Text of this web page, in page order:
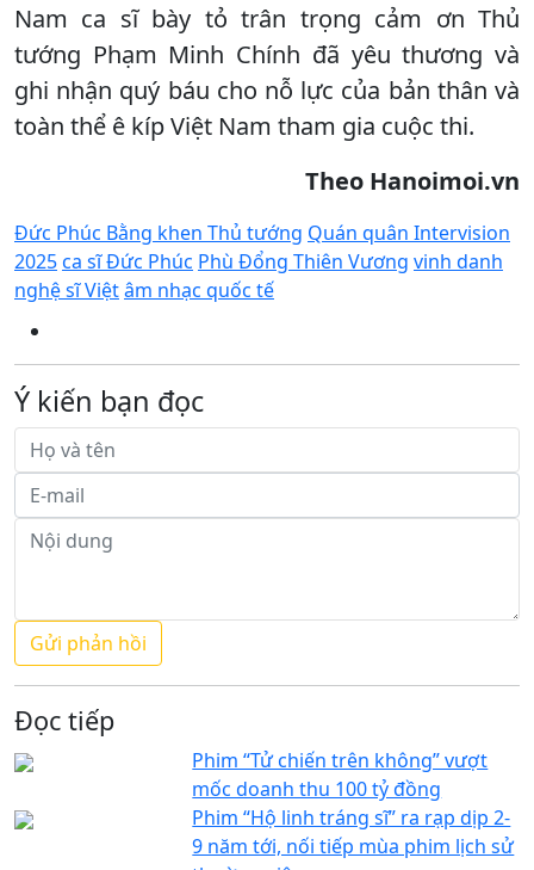
Nam ca sĩ bày tỏ trân trọng cảm ơn Thủ
tướng Phạm Minh Chính đã yêu thương và
ghi nhận quý báu cho nỗ lực của bản thân và
toàn thể ê kíp Việt Nam tham gia cuộc thi.
Theo Hanoimoi.vn
Đức Phúc Bằng khen Thủ tướng Quán quân Intervision
2025ca sĩ Đức Phúc Phù Đổng Thiên Vương vinh danh
nghệ sĩ Việtâm nhạc quốc tế
Ý kiến bạn đọc
Đọc tiếp
Phim “Tử chiến trên không” vượt
mốc doanh thu 100 tỷ đồng
Phim “Hộ linh tráng sĩ” ra rạp dịp 2-
9 năm tới, nối tiếp mùa phim lịch sử